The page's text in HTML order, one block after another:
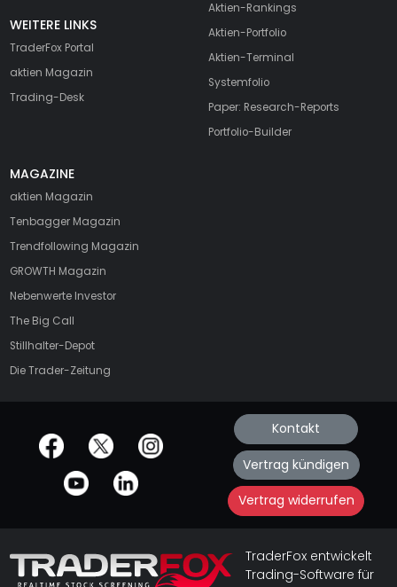
WEITERE LINKS
TraderFox Portal
aktien Magazin
Trading-Desk
Aktien-Rankings
Aktien-Portfolio
Aktien-Terminal
Systemfolio
Paper: Research-Reports
Portfolio-Builder
MAGAZINE
aktien Magazin
Tenbagger Magazin
Trendfollowing Magazin
GROWTH Magazin
Nebenwerte Investor
The Big Call
Stillhalter-Depot
Die Trader-Zeitung
offizielle Social Media-Accounts Kontakt
Vertrag kündigen
Vertrag widerrufen
TraderFox entwickelt
Trading-Software für